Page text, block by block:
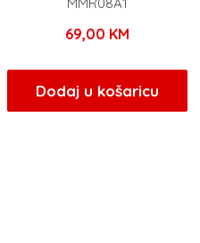
69,00 KM
Dodaj u košaricu